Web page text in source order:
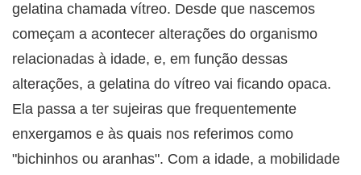
gelatina chamada vítreo. Desde que nascemos
começam a acontecer alterações do organismo
relacionadas à idade, e, em função dessas
alterações, a gelatina do vítreo vai ficando opaca.
Ela passa a ter sujeiras que frequentemente
enxergamos e às quais nos referimos como
"bichinhos ou aranhas". Com a idade, a mobilidade